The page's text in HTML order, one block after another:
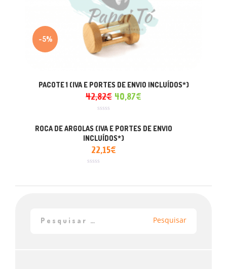
-5%
PACOTE 1 (IVA E PORTES DE ENVIO INCLUÍDOS*)
42,82€ 40,87€
de
5
ROCA DE ARGOLAS (IVA E PORTES DE ENVIO
INCLUÍDOS*)
22,15€
5